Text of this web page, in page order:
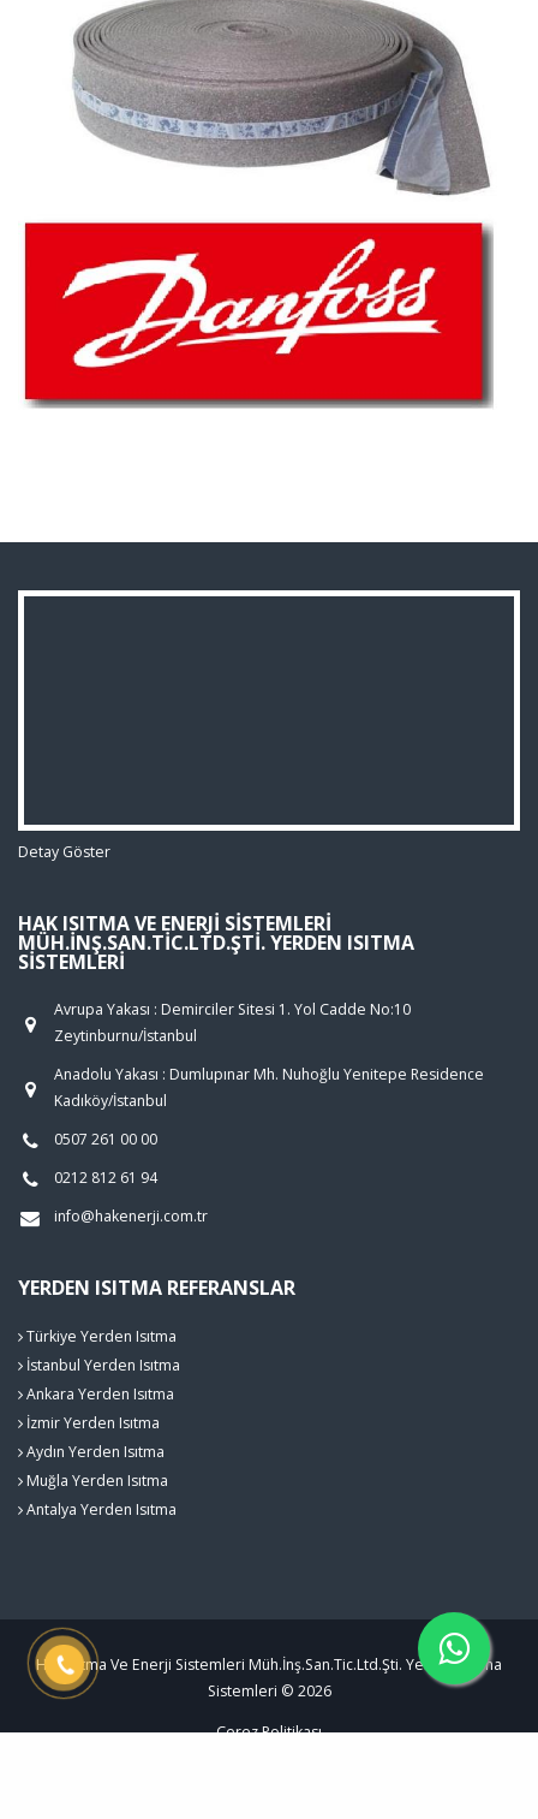
Detay Göster
HAK ISITMA VE ENERJI SISTEMLERI
MÜH.İNŞ.SAN.TIC.LTD.ŞTI. YERDEN ISITMA
SISTEMLERI
Avrupa Yakası : Demirciler Sitesi 1. Yol Cadde No:10
Zeytinburnu/İstanbul
Anadolu Yakası : Dumlupınar Mh. Nuhoğlu Yenitepe Residence
Kadıköy/İstanbul
0507 261 00 00
0212 812 61 94
info@hakenerji.com.tr
YERDEN ISITMA REFERANSLAR
Türkiye Yerden Isıtma
İstanbul Yerden Isıtma
Ankara Yerden Isıtma
İzmir Yerden Isıtma
Aydın Yerden Isıtma
Muğla Yerden Isıtma
Antalya Yerden Isıtma
Hak Isıtma Ve Enerji Sistemleri Müh.İnş.San.Tic.Ltd.Şti. Yerden Isıtma
Sistemleri © 2026
Çerez Politikası